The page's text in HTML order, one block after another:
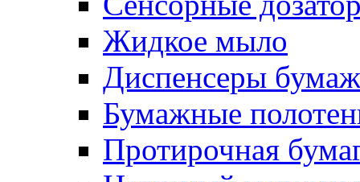
Жидкое мыло
Диспенсеры
Бумажные
Протирочная